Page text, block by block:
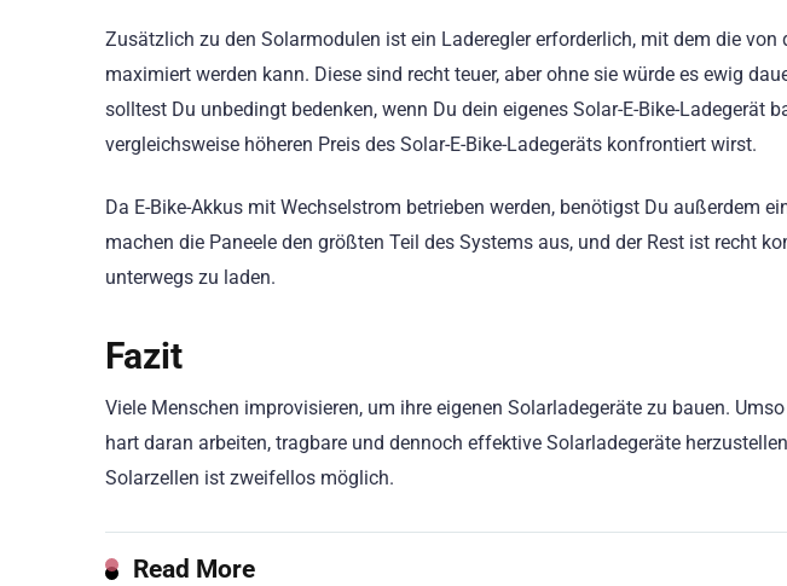
Zusätzlich zu den Solarmodulen ist ein Laderegler erforderlich, mit dem die
maximiert werden kann. Diese sind recht teuer, aber ohne sie würde es ewig
solltest Du unbedingt bedenken, wenn Du dein eigenes Solar-E-Bike-Ladegerät
vergleichsweise höheren Preis des Solar-E-Bike-Ladegeräts konfrontiert wirst.
Da E-Bike-Akkus mit Wechselstrom betrieben werden, benötigst Du außerdem
machen die Paneele den größten Teil des Systems aus, und der Rest ist recht
unterwegs zu laden.
Fazit
Viele Menschen improvisieren, um ihre eigenen Solarladegeräte zu bauen.
hart daran arbeiten, tragbare und dennoch effektive Solarladegeräte
Solarzellen ist zweifellos möglich.
Read More